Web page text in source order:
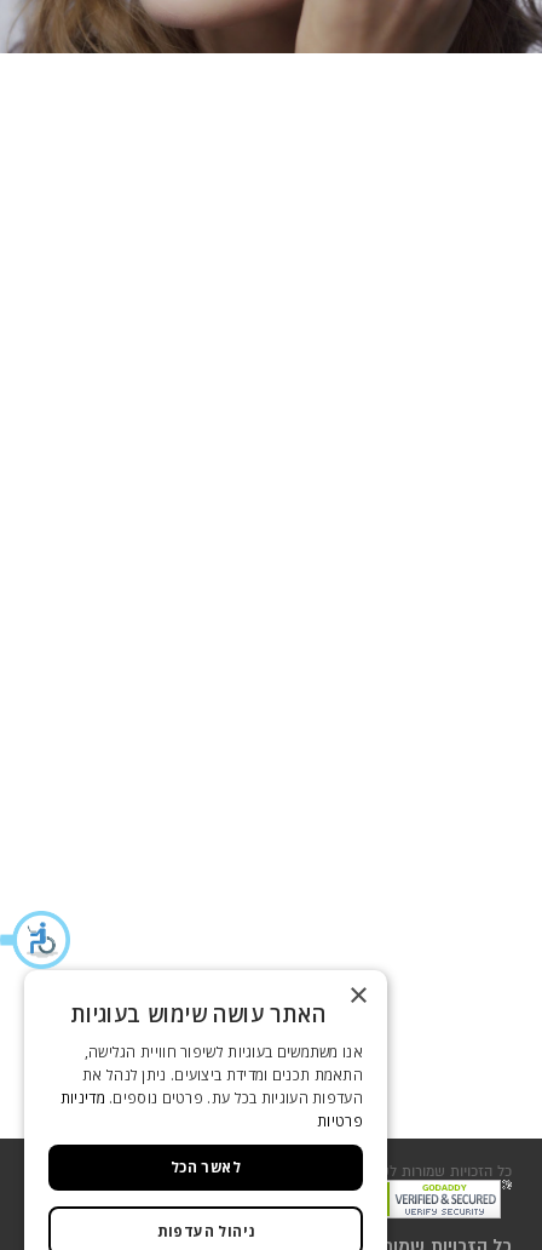
כל הזכויות שמורות לשסטוביץ 2018
× האתר עושה שימוש בעוגיות
אנו משתמשים בעוגיות לשיפור חוויית הגלישה,
התאמת תכנים ומדידת ביצועים. ניתן לנהל את
העדפות העוגיות בכל עת. פרטים נוספים. מדיניות
פרטיות
לאשר הכל
ניהול העדפות